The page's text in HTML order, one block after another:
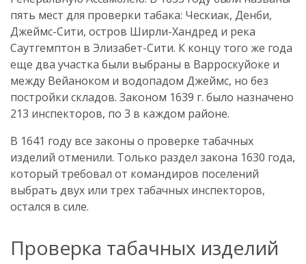
пять мест для проверки табака: Ческиак, Денби,
Джеймс-Сити, остров Ширли-Хандред и река
Саутгемптон в Элизабет-Сити. К концу того же года
еще два участка были выбраны в Варроскуйоке и
между Вейаноком и водопадом Джеймс, но без
постройки складов. Законом 1639 г. было назначено
213 инспекторов, по 3 в каждом районе.
В 1641 году все законы о проверке табачных
изделий отменили. Только раздел закона 1630 года,
который требовал от командиров поселений
выбрать двух или трех табачных инспекторов,
остался в силе.
Проверка табачных изделий